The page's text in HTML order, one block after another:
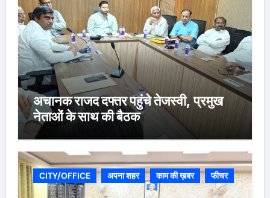
अचानक राजद दफ्तर पहुंचे तेजस्वी, प्रमुख
नेताओं के साथ की बैठक
CITY/OFFICE अपना शहर काम की ख़बर फीचर